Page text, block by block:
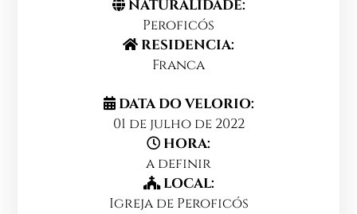
NATURALIDADE:
Peroficós
RESIDENCIA:
Franca
DATA DO VELORIO:
01 de julho de 2022
HORA:
a definir
LOCAL:
Igreja de Peroficós